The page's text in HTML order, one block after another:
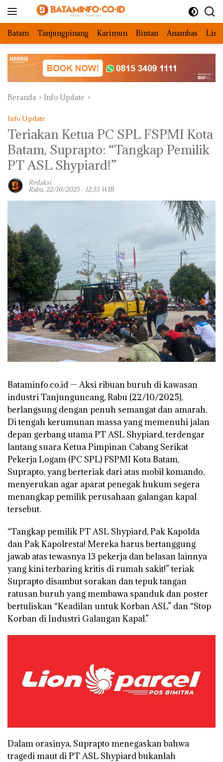
Batam Tanjungpinang Karimun Bintan Anambas
Beranda Info Update
Info Update
Teriakan Ketua PC SPL FSPMI Kota
Batam, Suprapto: “Tangkap Pemilik
PT ASL Shypiard!”
Redaksi
Rabu, 22/10/2025 - 12:55 WIB
Bataminfo.co,id — Aksi ribuan buruh di kawasan
industri Tanjunguncang, Rabu (22/10/2025),
berlangsung dengan penuh semangat dan amarah.
Di tengah kerumunan massa yang memenuhi jalan
depan gerbang utama PT ASL Shypiard, terdengar
lantang suara Ketua Pimpinan Cabang Serikat
Pekerja Logam (PC SPL) FSPMI Kota Batam,
Suprapto, yang berteriak dari atas mobil komando,
menyerukan agar aparat penegak hukum segera
menangkap pemilik perusahaan galangan kapal
tersebut.
“Tangkap pemilik PT ASL Shypiard, Pak Kapolda
dan Pak Kapolresta! Mereka harus bertanggung
jawab atas tewasnya 13 pekerja dan belasan lainnya
yang kini terbaring kritis di rumah sakit!” teriak
Suprapto disambut sorakan dan tepuk tangan
ratusan buruh yang membawa spanduk dan poster
bertuliskan “Keadilan untuk Korban ASL” dan “Stop
Korban di Industri Galangan Kapal.”
Dalam orasinya, Suprapto menegaskan bahwa
tragedi maut di PT ASL Shypiard bukanlah